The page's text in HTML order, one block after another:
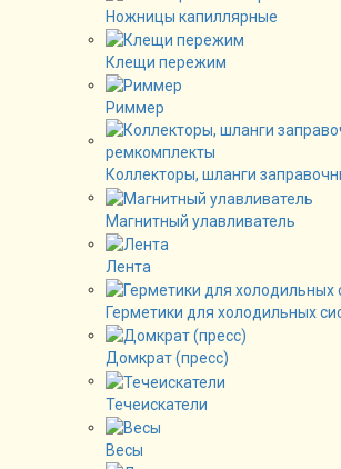
Ножницы капиллярные
Клещи пережим
Риммер
Коллекторы, шланги
Магнитный улавливатель
Лента
Герметики для холодильных
Домкрат (пресс)
Течеискатели
Весы